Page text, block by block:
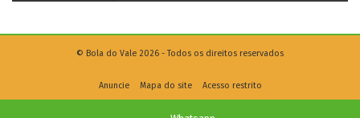
© Bola do Vale 2026 - Todos os direitos reservados
Anuncie Mapa do site Acesso restrito